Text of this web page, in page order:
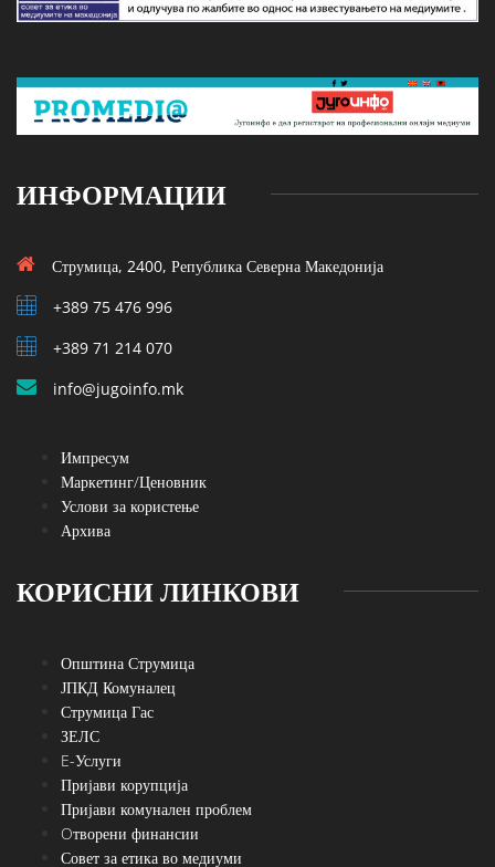
ИНФОРМАЦИИ
Струмица, 2400, Република Северна Македонија
+389 75 476 996
+389 71 214 070
info@jugoinfo.mk
Импресум
Маркетинг/Ценовник
Услови за користење
Архива
КОРИСНИ ЛИНКОВИ
Општина Струмица
ЈПКД Комуналец
Струмица Гас
ЗЕЛС
E-Услуги
Пријави корупција
Пријави комунален проблем
Oтворени финансии
Совет за етика во медиуми